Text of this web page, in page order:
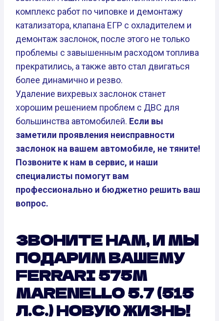
комплекс работ по чиповке и демонтажу
катализатора, клапана ЕГР с охладителем и
демонтаж заслонок, после этого не только
проблемы с завышенным расходом топлива
прекратились, а также авто стал двигаться
более динамично и резво.
Удаление вихревых заслонок станет
хорошим решением проблем с ДВС для
большинства автомобилей. Если вы
заметили проявления неисправности
заслонок на вашем автомобиле, не тяните!
Позвоните к нам в сервис, и наши
специалисты помогут вам
профессионально и бюджетно решить ваш
вопрос.
ЗВОНИТЕ НАМ, И МЫ
ПОДАРИМ ВАШЕМУ
FERRARI 575M
MARENELLO 5.7 (515
Л.С.) НОВУЮ ЖИЗНЬ!